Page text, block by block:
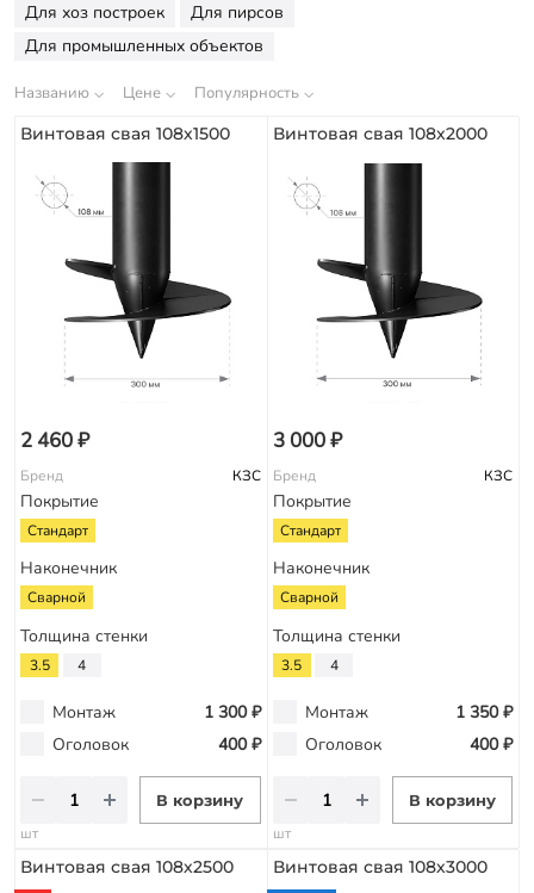
Для хоз построек
Для пирсов
Для промышленных объектов
Названию Цене Популярность
Винтовая свая 108х1500
2 460 ₽
Бренд КЗС
Покрытие
Стандарт
Наконечник
Сварной
Толщина стенки
3.5 4
Монтаж
1 300 ₽
Оголовок
400 ₽
В корзину
шт
Винтовая свая 108х2000
3 000 ₽
Бренд КЗС
Покрытие
Стандарт
Наконечник
Сварной
Толщина стенки
3.5 4
Монтаж
1 350 ₽
Оголовок
400 ₽
В корзину
шт
Винтовая свая 108х2500 Винтовая свая 108х3000